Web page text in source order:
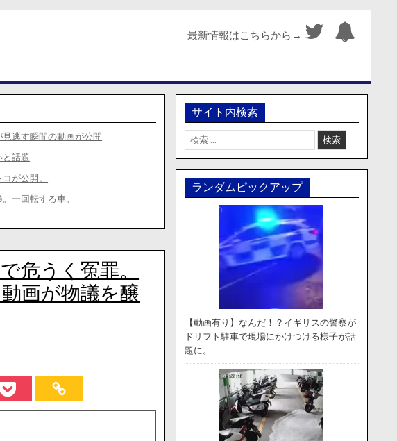
最新情報はこちらから→
逃す瞬間の動画が公開
と話題
が公開。
一回転する車。
危うく冤罪。
画が物議を醸
サイト内検索
検
索:
ランダムピックアップ
【動画有り】なんだ！？イギリスの警察が
ドリフト駐車で現場にかけつける様子が話
題に。